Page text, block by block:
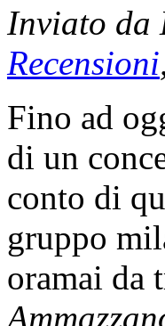
Inviato da
Recensioni
Fino ad
di un
conto di
gruppo
oramai da